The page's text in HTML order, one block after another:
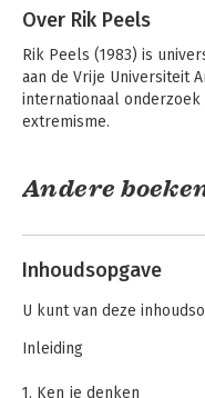
Over Rik Peels
Rik Peels (1983) is
aan de Vrije Universiteit
internationaal
extremisme.
Andere
Inhoudsopgave
U kunt van deze
Inleiding
1. Ken je denken